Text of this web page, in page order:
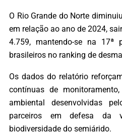
O Rio Grande do Norte
em relação ao ano de 2024,
4.759, mantendo-se na 17ª
brasileiros no ranking de
Os dados do relatório
contínuas de
ambiental desenvolvidas
parceiros em defesa da
biodiversidade do semiárido.